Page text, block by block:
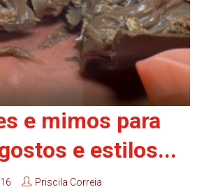
e mimos para
e estilos...
Priscila Correia